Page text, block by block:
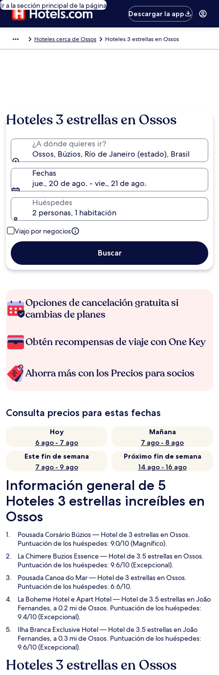
Ir a la sección principal de la página
Descargar la app
Hoteles cerca de Ossos Hoteles 3 estrellas en Ossos
Hoteles 3 estrellas en Ossos
¿A dónde quieres ir?
Ossos, Búzios, Río de Janeiro (estado), Brasil
Fechas
jue., 20 de ago. - vie., 21 de ago.
Huéspedes
2 personas, 1 habitación
Viajo por negocios
Buscar
Opciones de cancelación gratuita si
cambias de planes
Obtén recompensas de viaje con One Key
Ahorra más con los Precios para socios
Consulta precios para estas fechas
Hoy
6 ago - 7 ago
Mañana
7 ago - 8 ago
Este fin de semana
7 ago - 9 ago
Próximo fin de semana
14 ago - 16 ago
Información general de 5
Hoteles 3 estrellas increíbles en
Ossos
Pousada Corsário Búzios— Hotel de 3 estrellas en Ossos.
Puntuación de los huéspedes: 9.0/10 (Magnífico).
La Chimere Buzios Essence— Hotel de 3.5 estrellas en Ossos.
Puntuación de los huéspedes: 9.6/10 (Excepcional).
Pousada Canoa do Mar— Hotel de 3 estrellas en Ossos.
Puntuación de los huéspedes: 6.6/10.
La Boheme Hotel e Apart Hotel— Hotel de 3.5 estrellas en João
Fernandes, a 0.2 mi de Ossos. Puntuación de los huéspedes:
9.4/10 (Excepcional).
Ilha Branca Exclusive Hotel— Hotel de 3.5 estrellas en João
Fernandes, a 0.3 mi de Ossos. Puntuación de los huéspedes:
9.6/10 (Excepcional).
Hoteles 3 estrellas en Ossos